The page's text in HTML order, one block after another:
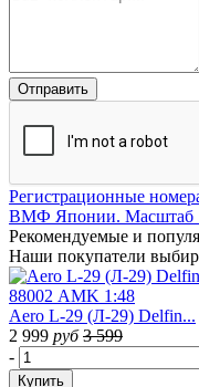
Регистрационные
ВМФ Японии. Масштаб
Рекомендуемые и
Наши покупатели
Aero L-29 (Л-29) Delfin...
2 999 руб 3 599
-
Купить